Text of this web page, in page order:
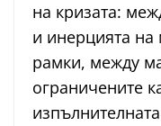
на кризата:
и инерцията
рамки, между
ограничените